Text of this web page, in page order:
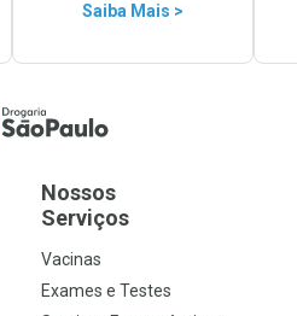
Saiba Mais >
Home
Nossos
Serviços
Vacinas
Exames e Testes